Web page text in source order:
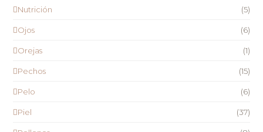
Nutrición (5)
Ojos (6)
Orejas (1)
Pechos (15)
Pelo (6)
Piel (37)